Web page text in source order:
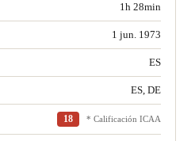
1h 28min
1 jun. 1973
ES
ES, DE
18 * Calificación ICAA